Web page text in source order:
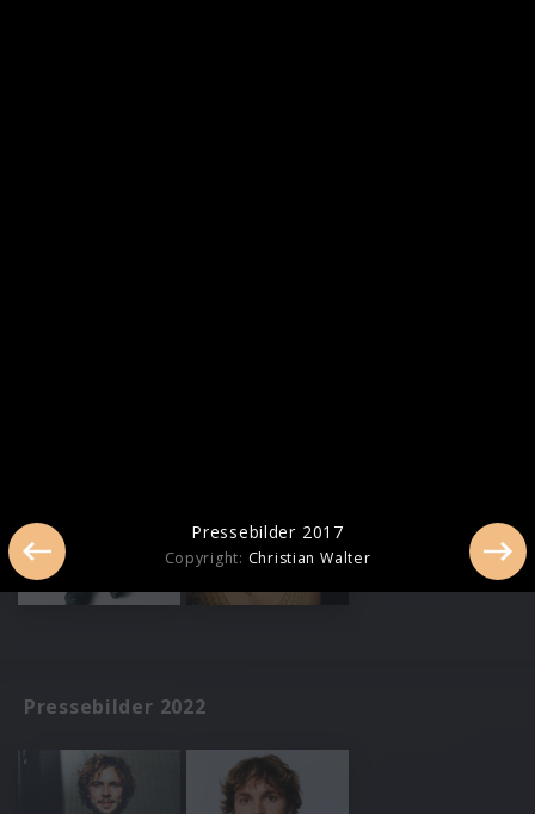
Pressebilder 2022
Pressebilder 2017
Copyright: Christian Walter